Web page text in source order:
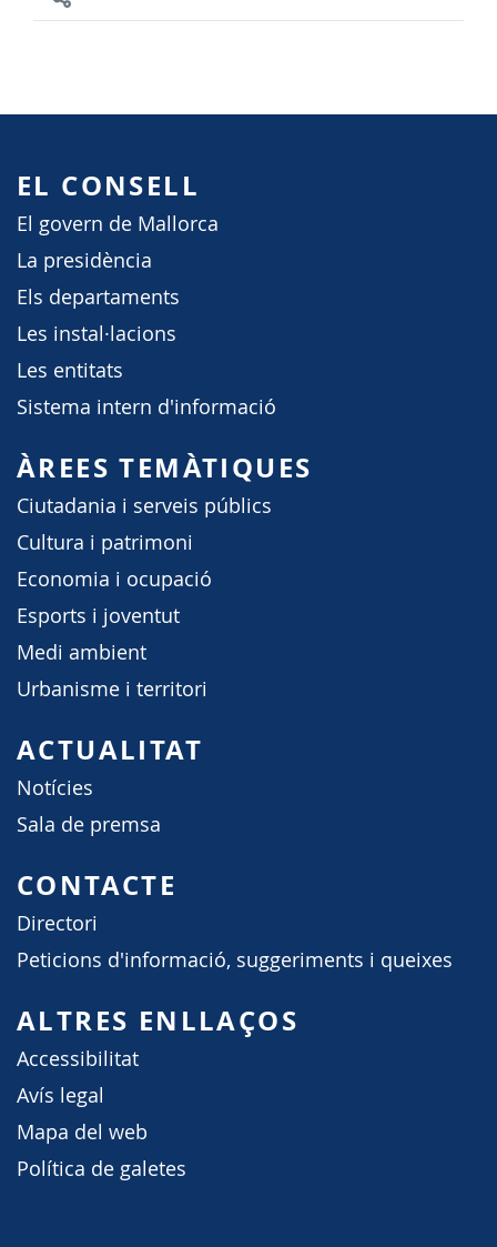
EL CONSELL
El govern de Mallorca
La presidència
Els departaments
Les instal·lacions
Les entitats
Sistema intern d'informació
ÀREES TEMÀTIQUES
Ciutadania i serveis públics
Cultura i patrimoni
Economia i ocupació
Esports i joventut
Medi ambient
Urbanisme i territori
ACTUALITAT
Notícies
Sala de premsa
CONTACTE
Directori
Peticions d'informació, suggeriments i queixes
ALTRES ENLLAÇOS
Accessibilitat
Avís legal
Mapa del web
Política de galetes